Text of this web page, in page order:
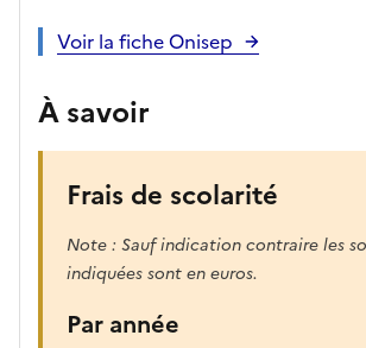
Voir la fiche Onisep
À savoir
Frais de scolarité
Note : Sauf indication contraire les
indiquées sont en euros.
Par année